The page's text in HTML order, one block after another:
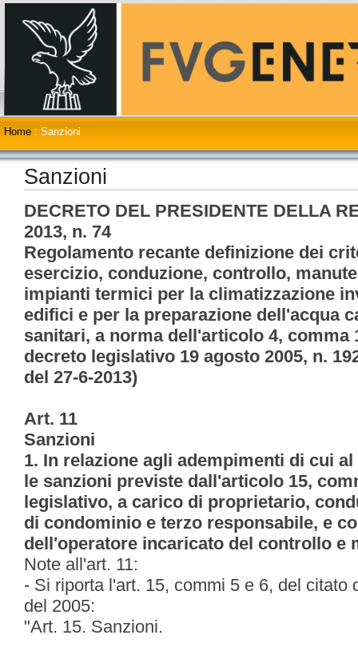
Home : Sanzioni
Sanzioni
DECRETO DEL PRESIDENTE DELLA
2013, n. 74
Regolamento recante definizione dei
esercizio, conduzione, controllo,
impianti termici per la climatizzazione
edifici e per la preparazione dell'acqua
sanitari, a norma dell'articolo 4, comma
decreto legislativo 19 agosto 2005, n.
del 27-6-2013)
Art. 11
Sanzioni
1. In relazione agli adempimenti di cui
le sanzioni previste dall'articolo 15,
legislativo, a carico di proprietario,
di condominio e terzo responsabile, e
dell'operatore incaricato del controllo e
Note all'art. 11:
- Si riporta l'art. 15, commi 5 e 6, del citato
del 2005:
"Art. 15. Sanzioni.